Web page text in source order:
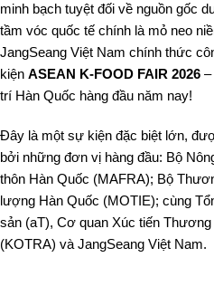
minh bạch tuyệt đối về nguồn gốc
tầm vóc quốc tế chính là mỏ neo
JangSeang Việt Nam chính thức
kiện ASEAN K-FOOD FAIR 2026 –
trí Hàn Quốc hàng đầu năm nay!
Đây là một sự kiện đặc biệt lớn,
bởi những đơn vị hàng đầu: Bộ
thôn Hàn Quốc (MAFRA); Bộ
lượng Hàn Quốc (MOTIE); cùng
sản (aT), Cơ quan Xúc tiến
(KOTRA) và JangSeang Việt Nam.